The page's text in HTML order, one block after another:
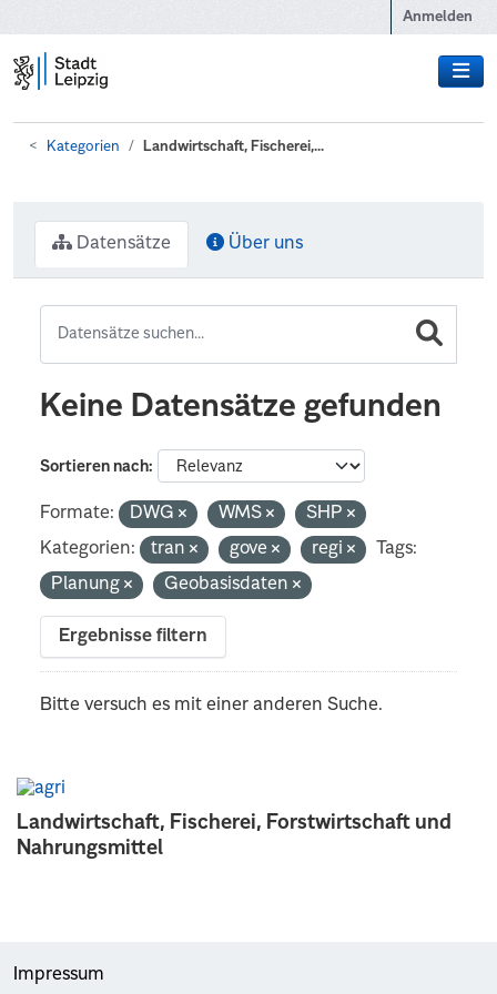
Anmelden
Kategorien Landwirtschaft, Fischerei,...
Landwirtschaft, Fischerei, Forstwirtschaft und
Nahrungsmittel
Datensätze Über uns
Keine Datensätze gefunden
Sortieren nach
Formate: DWG WMS
SHP
Kategorien:
tran gove regi
Tags:
Planung
Geobasisdaten
Ergebnisse filtern
Bitte versuch es mit einer anderen Suche.
Impressum